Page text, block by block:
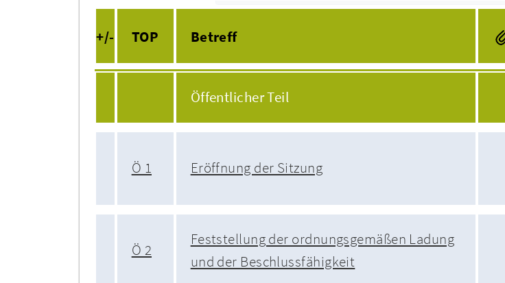
Tagesordnung
+/-
TOP Betreff
Öffentlicher Teil
Ö 1 Eröffnung der Sitzung
Ö 2
Feststellung der ordnungsgemäßen Ladung
und der Beschlussfähigkeit